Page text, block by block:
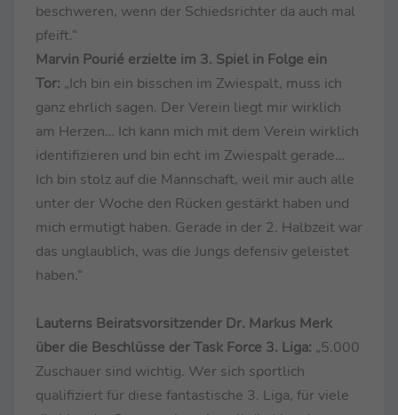
beschweren, wenn der Schiedsrichter da auch mal
pfeift.“
Marvin Pourié erzielte im 3. Spiel in Folge ein
Tor: „Ich bin ein bisschen im Zwiespalt, muss ich
ganz ehrlich sagen. Der Verein liegt mir wirklich
am Herzen… Ich kann mich mit dem Verein wirklich
identifizieren und bin echt im Zwiespalt gerade…
Ich bin stolz auf die Mannschaft, weil mir auch alle
unter der Woche den Rücken gestärkt haben und
mich ermutigt haben. Gerade in der 2. Halbzeit war
das unglaublich, was die Jungs defensiv geleistet
haben.“
Lauterns Beiratsvorsitzender Dr. Markus Merk
über die Beschlüsse der Task Force 3. Liga: „5.000
Zuschauer sind wichtig. Wer sich sportlich
qualifiziert für diese fantastische 3. Liga, für viele